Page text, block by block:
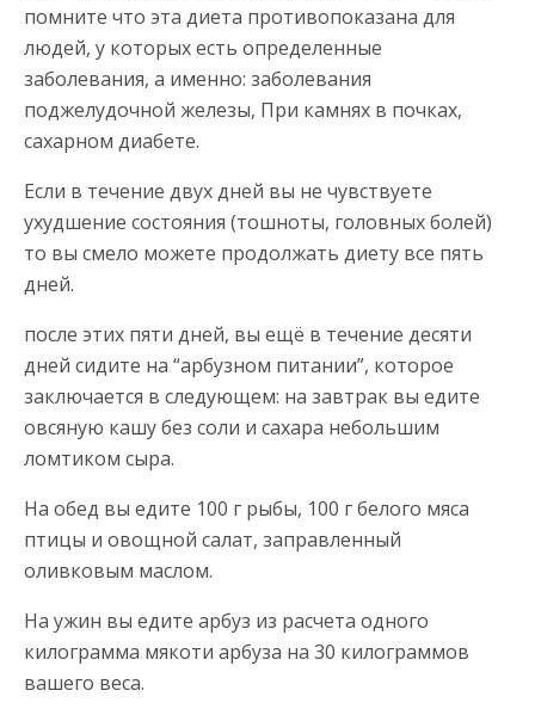
помните что эта диета противопоказана для
людей, у которых есть определенные
заболевания, а именно: заболевания
поджелудочной железы, При камнях в почках,
сахарном диабете.
Если в течение двух дней вы не чувствуете
ухудшение состояния (тошноты, головных болей)
то вы смело можете продолжать диету все пять
дней.
после этих пяти дней, вы ещё в течение десяти
дней сидите на “арбузном питании”, которое
заключается в следующем: на завтрак вы едите
овсяную кашу без соли и сахара небольшим
ломтиком сыра.
На обед вы едите 100 г рыбы, 100 г белого мяса
птицы и овощной салат, заправленный
оливковым маслом.
На ужин вы едите арбуз из расчета одного
килограмма мякоти арбуза на 30 килограммов
вашего веса.